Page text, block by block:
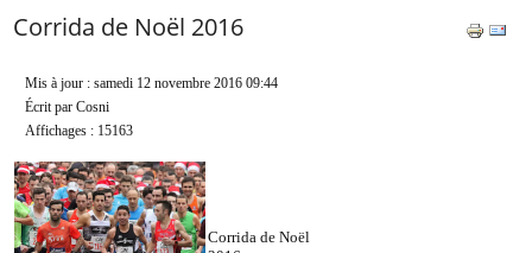
Corrida de Noël 2016
Mis à jour : samedi 12 novembre 2016 09:44
Écrit par Cosni
Affichages : 15163
Corrida de Noël